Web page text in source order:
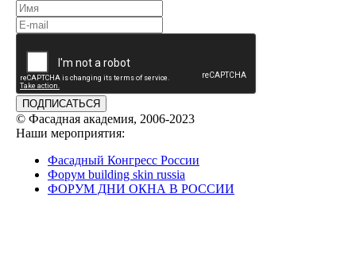
ПОДПИСАТЬСЯ
© Фасадная академия, 2006-2023
Наши мероприятия:
Фасадный Конгресс России
Форум building skin russia
ФОРУМ ДНИ ОКНА В РОССИИ